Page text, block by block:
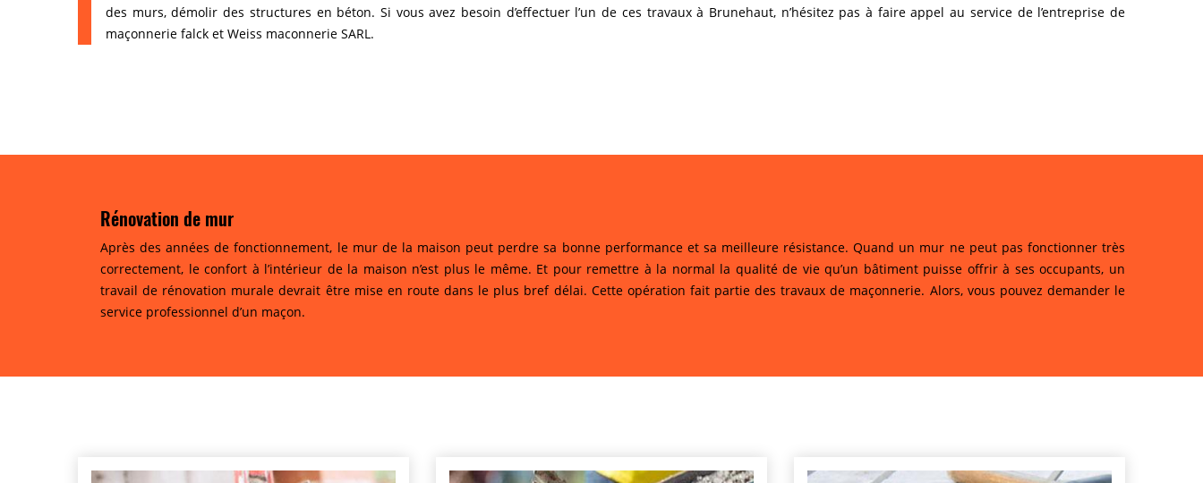
des murs, démolir des structures en béton. Si vous avez besoin d’effectuer l’un de ces travaux à Brunehaut, n’hésitez pas à faire appel au service de l’entreprise de
maçonnerie falck et Weiss maconnerie SARL.
Rénovation de mur
Après des années de fonctionnement, le mur de la maison peut perdre sa bonne performance et sa meilleure résistance. Quand un mur ne peut pas fonctionner très
correctement, le confort à l’intérieur de la maison n’est plus le même. Et pour remettre à la normal la qualité de vie qu’un bâtiment puisse offrir à ses occupants, un
travail de rénovation murale devrait être mise en route dans le plus bref délai. Cette opération fait partie des travaux de maçonnerie. Alors, vous pouvez demander le
service professionnel d’un maçon.